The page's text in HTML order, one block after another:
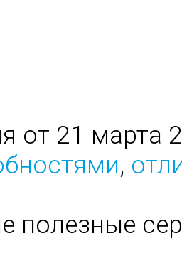
от 21 марта
,
полезные